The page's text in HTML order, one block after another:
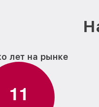
лет на рынке
11